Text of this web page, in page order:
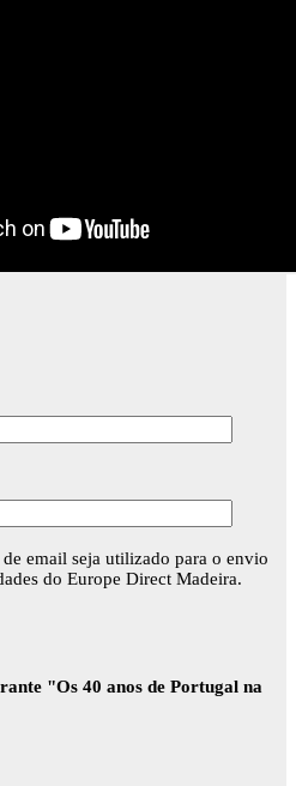
email seja utilizado para o envio
do Europe Direct Madeira.
"Os 40 anos de Portugal na